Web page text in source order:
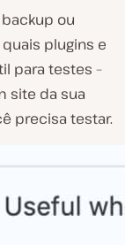
ou
plugins e
para testes –
site da sua
precisa testar.